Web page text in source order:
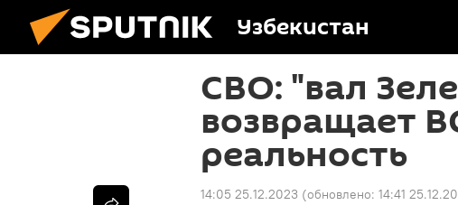
Узбекистан
СВО: "вал
возвращает
реальность
14:05 25.12.2023 (обновлено: 14:41